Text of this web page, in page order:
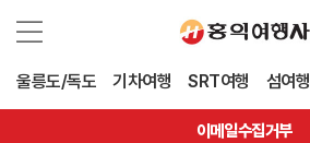
울릉도/독도 기차여행 SRT여행 섬여행
이메일수집거부